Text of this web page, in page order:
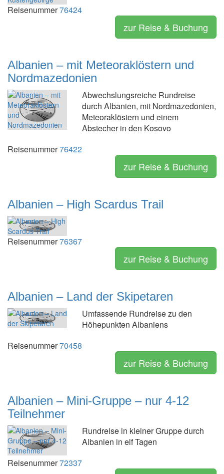
Reisenummer76424
zur Reise & Buchung
Albanien – mit Meteoraklöstern und
Nordmazedonien
Abwechslungsreiche Rundreise
durch Albanien, mit Nordmazedonien,
Meteoraklöstern und einem
Abstecher in den Kosovo
Reisenummer76422
zur Reise & Buchung
Albanien – High Scardus Trail
Reisenummer76367
zur Reise & Buchung
Albanien – Land der Skipetaren
Umfassende Rundreise zu den
Höhepunkten Albaniens
Reisenummer70458
zur Reise & Buchung
Albanien – Mini-Gruppe – nur 4-12
Teilnehmer
Rundreise in kleiner Gruppe durch
Albanien in elf Tagen
Reisenummer72337